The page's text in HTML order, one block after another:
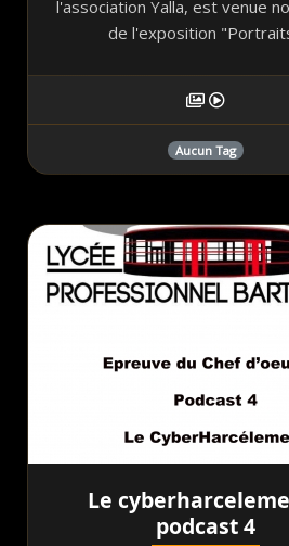
l'association Yalla, est venue
de l'exposition
Aucun Tag
Le
podcast 4